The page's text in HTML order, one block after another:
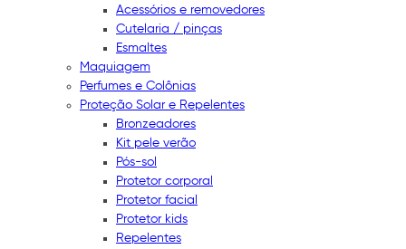
Acessórios e removedores
Cutelaria / pinças
Esmaltes
Maquiagem
Perfumes e Colônias
Proteção Solar e Repelentes
Bronzeadores
Kit pele verão
Pós-sol
Protetor corporal
Protetor facial
Protetor kids
Repelentes